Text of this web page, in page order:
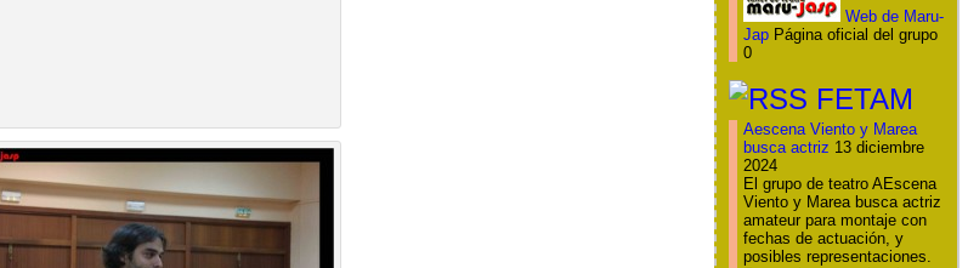
Web de Maru-
JapPágina oficial del grupo
0
FETAM
Aescena Viento y Marea
busca actriz 13 diciembre
2024
El grupo de teatro AEscena
Viento y Marea busca actriz
amateur para montaje con
fechas de actuación, y
posibles representaciones.